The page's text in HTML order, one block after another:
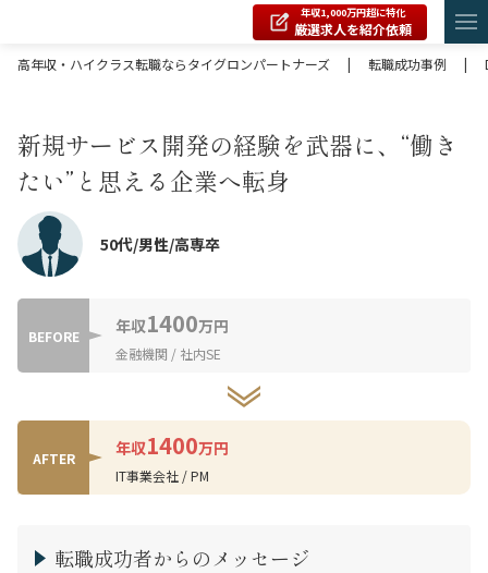
年収1,000万円超に特化
厳選求人を紹介依頼
高年収・ハイクラス転職ならタイグロンパートナーズ
| 転職成功事例 |
新規サービス開発の経験を武器に、“働き
たい”と思える企業へ転身
50代/男性/高専卒
BEFORE 年収1400万円
金融機関 / 社内SE
AFTER 年収1400万円
IT事業会社 / PM
転職成功者からのメッセージ